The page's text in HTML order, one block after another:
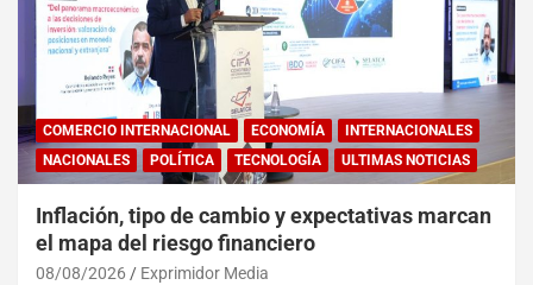
COMERCIO INTERNACIONAL ECONOMÍA
INTERNACIONALES
NACIONALES
POLÍTICA TECNOLOGÍA ULTIMAS NOTICIAS
Inflación, tipo de cambio y expectativas marcan
el mapa del riesgo financiero
08/08/2026 Exprimidor Media